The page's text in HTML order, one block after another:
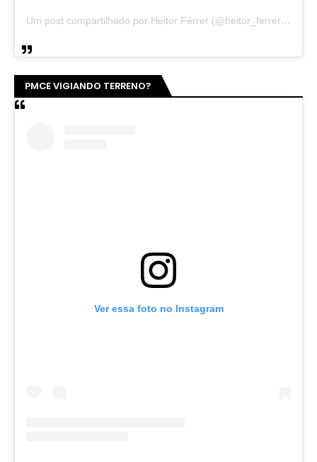
Um post compartilhado por Heitor Férrer (@heitor_ferrer77)
PMCE VIGIANDO TERRENO?
Ver essa foto no Instagram